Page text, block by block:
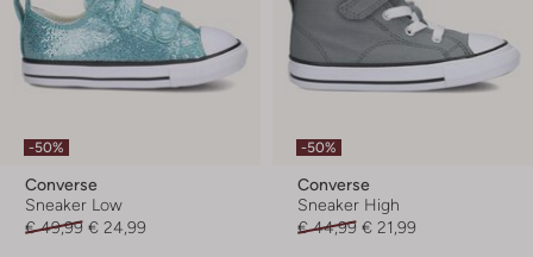
-50%
Converse
Sneaker Low
€ 49,99 € 24,99
-50%
Converse
Sneaker High
€ 44,99 € 21,99